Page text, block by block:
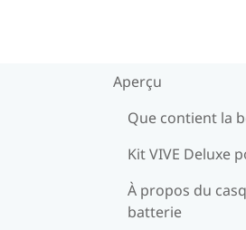
Aperçu
Que contient la
Kit VIVE Deluxe
À propos du
batterie